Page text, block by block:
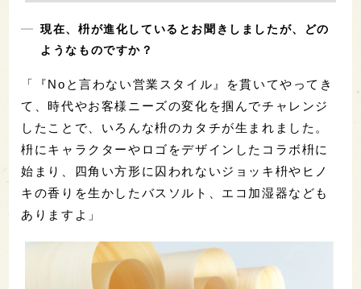
現在、枡が進化しているとお聞きしましたが、どの
ようなものですか？
「『Noと言わない営業スタイル』を貫いてやってき
て、時代やお客様ニーズの変化を掴んでチャレンジ
したことで、いろんな枡のカタチが生まれました。
枡にキャラクターやロゴをデザインしたコラボ枡に
始まり、四角い方形に囚われないジョッキ枡やヒノ
キの香りを生かしたバスソルト、エコ加湿器なども
ありますよ」